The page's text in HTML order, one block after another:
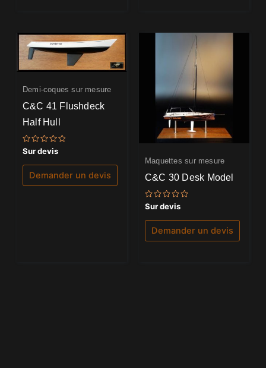
Demi-coques sur mesure
C&C 41 Flushdeck
Half Hull
Note
0
sur
Sur devis
Demander un devis
Maquettes sur mesure
C&C 30 Desk Model
Note
0
sur
Sur devis
Demander un devis